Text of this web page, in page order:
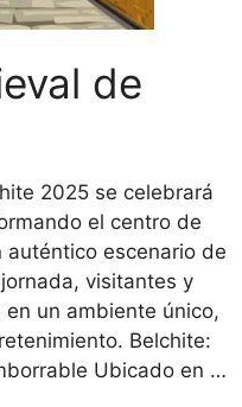
de
2025 se celebrará
el centro de
escenario de
visitantes y
un ambiente único,
Belchite:
Ubicado en …